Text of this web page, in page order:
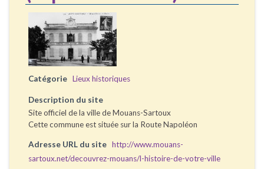
Catégorie Lieux historiques
Description du site
Site officiel de la ville de Mouans-Sartoux
Cette commune est située sur la Route Napoléon
Adresse URL du site http://www.mouans-
sartoux.net/decouvrez-mouans/l-histoire-de-votre-ville